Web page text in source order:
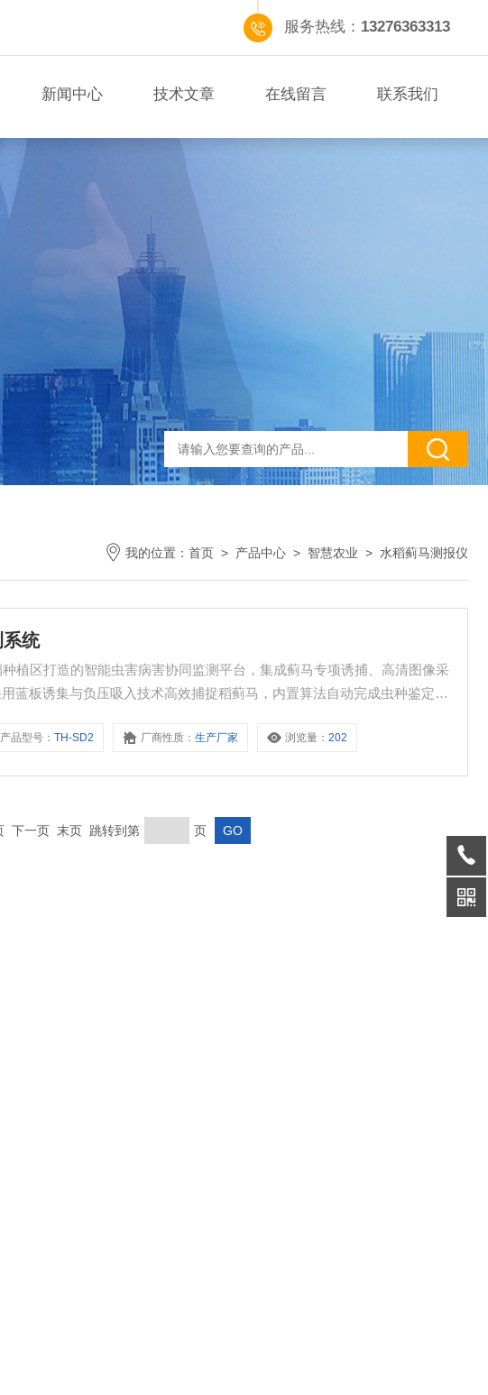
服务热线： 13276363313
新闻中心 技术文章 在线留言 联系我们
我的位置： 首页 > 产品中心 > 智慧农业 > 水稻蓟马测报仪
系统
植区打造的智能虫害病害协同监测平台，集成蓟马专项诱捕、高清图像采
蓝板诱集与负压吸入技术高效捕捉稻蓟马，内置算法自动完成虫种鉴定与
判，辅助用户科学制定防治策略，广泛服务于水稻产区的绿色防控与精准
产品型号：TH-SD2 厂商性质：生产厂家 浏览量：202
下一页 末页 跳转到第 页